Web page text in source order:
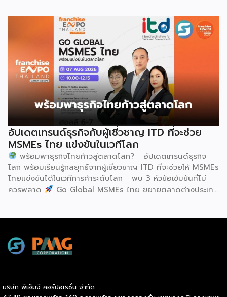
ผ่านชามใส่น้ำที่วางเรียงเอาไว้ โดยต้องทรงตัวด้วยความแม่นยำ
อย่างน่าอัศจรรย์ พร้อมรังสรรค์ลีลาท่ารำอันตื่นตาตื่นใจ ไม่ว่าจะ
เป็นท่านางแอ่นบิน พีระมิดมนุษย์ หรือท่ามังกรพลิกกาย การ
ผสานท่วงทำนอง การเคลื่อนไหว ลมหายใจ และพละกำลังเข้าด้วย
กันอย่างสมบูรณ์แบบนี้เอง ที่หล่อหลอมให้เกิดเป็นสุนทรียศาสตร์
อันเป็นเอกลักษณ์ของศิลปะโบราณชนิดนี้ นับตั้งแต่คริสต์
ทศวรรษ 1990 เป็นต้นมา กุนซานจูได้รับการยอมรับอย่างกว้าง
ขวางทั้งในและต่างประเทศ […]
Ecosystem (ขับเคลื่อนด้วยเทคโนโลยี มุ่งกระชับความร่วมมือ
สร้างระบบนิเวศอุตสาหกรรมนมโลกอย่างยั่งยืน) ถือเป็นเวทีระดับ
โลกที่รวบรวมผู้นำจากสมาคมการค้านานาชาติ นักวิชาการ และผู้
บริหารระดับสูงตลอดห่วงโซ่คุณค่าของอุตสาหกรรมนมทั่วโลก
ฮูฮอตขึ้นแท่นเมืองหลวงแห่งอุตสาหกรรมนมโลกอย่างเป็น
ทางการ ในพิธีเปิดการประชุม สหพันธ์วิทยาศาสตร์และ
เทคโนโลยีการอาหารนานาชาติ (IUFoST) ได้มอบป้ายประกาศ
เกียรติคุณและรางวัลที่ระลึก เพื่อรับรองให้เมืองฮูฮอตดำรง
ตำแหน่ง World Dairy Capital หรือเมืองหลวงแห่ง
อุตสาหกรรมนมโลก อย่างเป็นทางการ ดร.ภาวิณี ชินะโชติ
ประธานบริหาร IUFoST กล่าวในพิธีเปิดว่า การมอบตำแหน่งดัง
กล่าวถือเป็นสัญญาณแห่งความสำเร็จที่สะท้อนความมุ่งมั่นทุ่มเท
ของเมืองฮูฮอตในการยกระดับอุตสาหกรรมนม พร้อมกล่าวเสริม
ว่า รางวัลอันทรงเกียรตินี้ยังมุ่งหวังให้เป็นแรงขับเคลื่อนแก่
องค์กรระดับแถวหน้าอย่าง Yili Group […]
อัปเดตเทรนด์ธุรกิจกับผู้เชี่วชาญ ITD ที่จะช่วย
MSMEs ไทย แข่งขันในเวทีโลก
พร้อมพาธุรกิจไทยก้าวสู่ตลาดโลก? อัปเดตเทรนด์ธุรกิจ
โลก พร้อมเรียนรู้กลยุทธ์จากผู้เชี่ยวชาญ ITD ที่จะช่วยให้ MSMEs
ไทยแข่งขันได้ในเวทีการค้าระดับโลก พบ 3 หัวข้อเข้มข้นที่ไม่
ควรพลาด
Go Global MSMEs ไทย ขยายตลาดต่างประเทศ
ธุรกิจ ผู้ประกอบการ และผู้ที่กำลังวางแผนขยายตลาด
สิงหาคม 2569 | 10.00 – 12.15 น.
บริษัท พีเอ็มจี คอร์ปอเรชั่น จำกัด